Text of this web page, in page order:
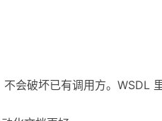
会破坏已有调用方。WSDL